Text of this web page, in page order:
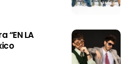
“EN LA